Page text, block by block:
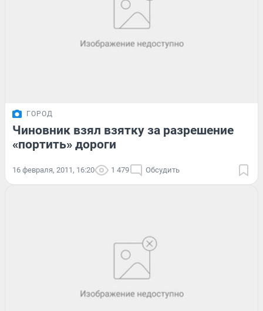
ГОРОД
Чиновник взял взятку за разрешение
«портить» дороги
16 февраля, 2011, 16:20 1 479 Обсудить